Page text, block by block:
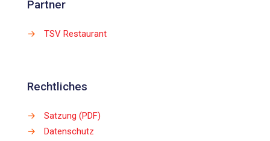
Partner
→ TSV Restaurant
Rechtliches
→
Satzung (PDF)
→
Datenschutz